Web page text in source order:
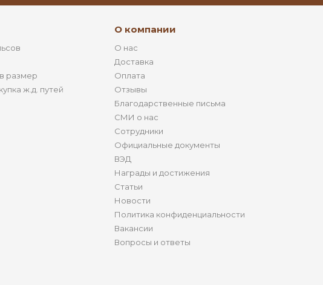
размер
ж.д. путей
О компании
О нас
Доставка
Оплата
Отзывы
Благодарственные письма
СМИ о нас
Сотрудники
Официальные документы
ВЭД
Награды и достижения
Статьи
Новости
Политика конфиденциальности
Вакансии
Вопросы и ответы